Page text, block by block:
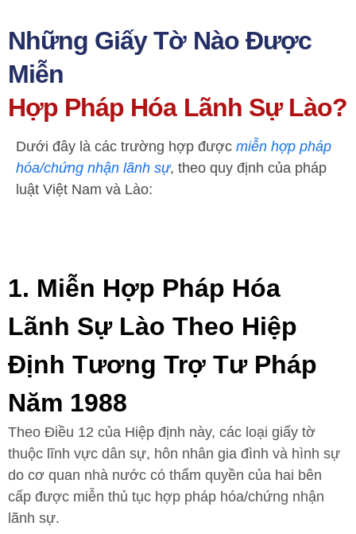
Những Giấy Tờ Nào Được
Miễn
Hợp Pháp Hóa Lãnh Sự Lào?
Dưới đây là các trường hợp được miễn hợp pháp
hóa/chứng nhận lãnh sự, theo quy định của pháp
luật Việt Nam và Lào:
1. Miễn Hợp Pháp Hóa
Lãnh Sự Lào Theo Hiệp
Định Tương Trợ Tư Pháp
Năm 1988
Theo Điều 12 của Hiệp định này, các loại giấy tờ
thuộc lĩnh vực dân sự, hôn nhân gia đình và hình sự
do cơ quan nhà nước có thẩm quyền của hai bên
cấp được miễn thủ tục hợp pháp hóa/chứng nhận
lãnh sự.